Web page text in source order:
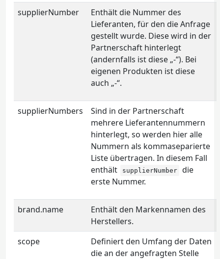
supplierNumber
Enthält die Nummer des
Lieferanten, für den die Anfrage
gestellt wurde. Diese wird in der
Partnerschaft hinterlegt
(andernfalls ist diese „-“). Bei
eigenen Produkten ist diese
auch „-“.
supplierNumbers
Sind in der Partnerschaft
mehrere Lieferantennummern
hinterlegt, so werden hier alle
Nummern als kommaseparierte
Liste übertragen. In diesem Fall
enthält
supplierNumber
die
erste Nummer.
brand.name
Enthält den Markennamen des
Herstellers.
scope
Definiert den Umfang der Daten
die an der angefragten Stelle